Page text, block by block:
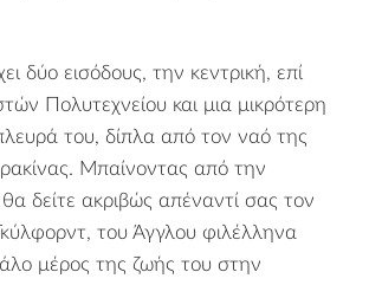
δύο εισόδους, την κεντρική, επί
Πολυτεχνείου και μια μικρότερη
του, δίπλα από τον ναό της
. Μπαίνοντας από την
θα δείτε ακριβώς απέναντί σας τον
, του Άγγλου φιλέλληνα
μέρος της ζωής του στην